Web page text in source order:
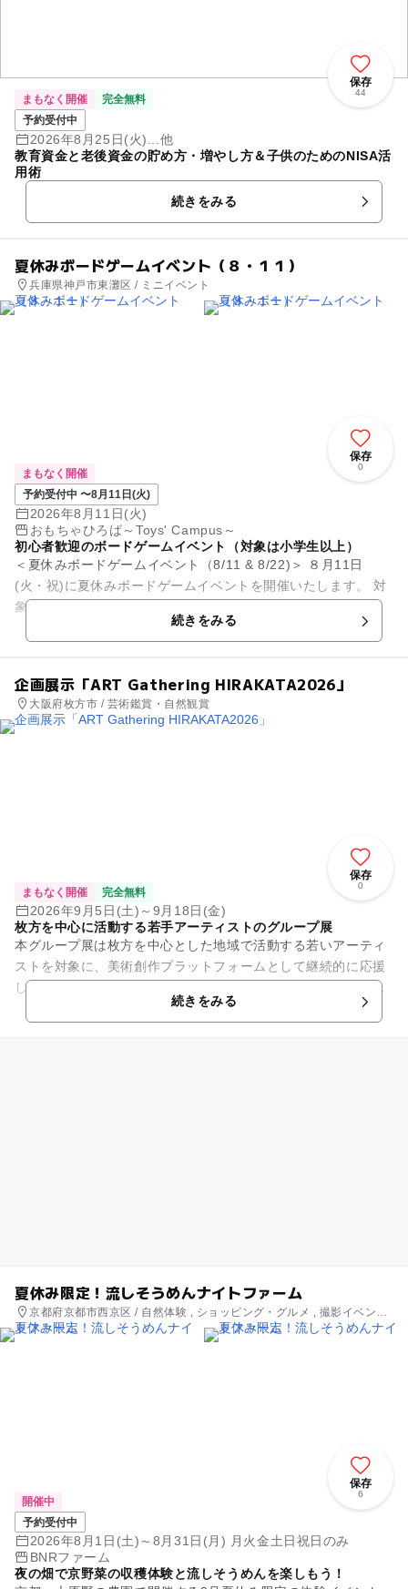
保存
44
まもなく開催
完全無料
予約受付中
2026年8月25日(火)...他
教育資金と老後資金の貯め方・増やし方＆子供のためのNISA活
用術
続きをみる
夏休みボードゲームイベント（８・１１）
兵庫県神戸市東灘区 / ミニイベント
保存
0
まもなく開催
予約受付中 〜8月11日(火)
2026年8月11日(火)
おもちゃひろば～Toys' Campus～
初心者歓迎のボードゲームイベント（対象は小学生以上）
＜夏休みボードゲームイベント（8/11 & 8/22)＞ ８月11日
(火・祝)に夏休みボードゲームイベントを開催いたします。 対
象は小学生以上、大人・お一人様のご参加も歓迎です。 ...
続きをみる
企画展示「ART Gathering HIRAKATA2026」
大阪府枚方市 / 芸術鑑賞・自然観賞
保存
0
まもなく開催 完全無料
2026年9月5日(土)～9月18日(金)
枚方を中心に活動する若手アーティストのグループ展
本グループ展は枚方を中心とした地域で活動する若いアーティ
ストを対象に、美術創作プラットフォームとして継続的に応援
し、文化芸術により生み出される様々な価値を発展・創造につ
なげる事を目的に開催します...続きをみる
夏休み限定！流しそうめんナイトファーム
京都府京都市西京区 / 自然体験 , ショッピング・グルメ , 撮影イベント
, 季節のイベント , ものづくり・学び体験 , ミニイベント
保存
6
開催中
予約受付中
2026年8月1日(土)～8月31日(月) 月火金土日祝日のみ
BNRファーム
夜の畑で京野菜の収穫体験と流しそうめんを楽しもう！